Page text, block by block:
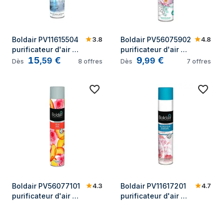
Boldair PV11615504
purificateur d'air
liquide Pulvérisateur
3.8
Dès 15,59 € 8 offres
Boldair PV56075902
purificateur d'air
liquide Pulvérisateur
4.8
Dès 9,99 € 7 offres
Boldair PV56077101
purificateur d'air
4.3
Boldair PV11617201
purificateur d'air
4.7